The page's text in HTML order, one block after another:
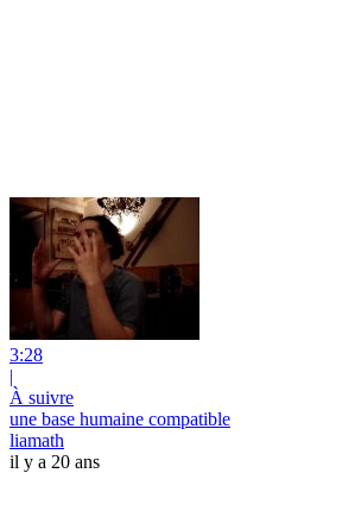
3:28
|
À suivre
une base humaine compatible
liamath
il y a 20 ans